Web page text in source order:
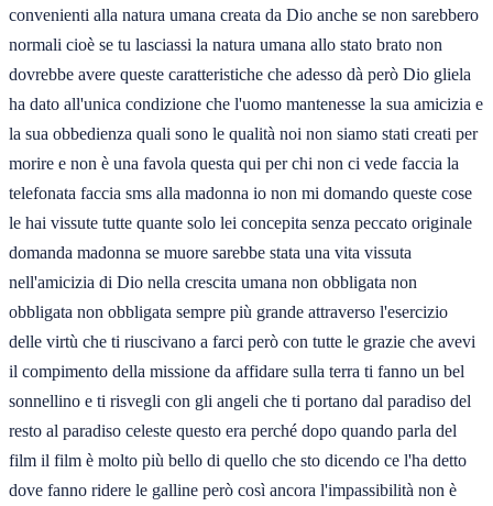
convenienti alla natura umana creata da Dio anche se non sarebbero
normali cioè se tu lasciassi la natura umana allo stato brato non
dovrebbe avere queste caratteristiche che adesso dà però Dio gliela
ha dato all'unica condizione che l'uomo mantenesse la sua amicizia e
la sua obbedienza quali sono le qualità noi non siamo stati creati per
morire e non è una favola questa qui per chi non ci vede faccia la
telefonata faccia sms alla madonna io non mi domando queste cose
le hai vissute tutte quante solo lei concepita senza peccato originale
domanda madonna se muore sarebbe stata una vita vissuta
nell'amicizia di Dio nella crescita umana non obbligata non
obbligata non obbligata sempre più grande attraverso l'esercizio
delle virtù che ti riuscivano a farci però con tutte le grazie che avevi
il compimento della missione da affidare sulla terra ti fanno un bel
sonnellino e ti risvegli con gli angeli che ti portano dal paradiso del
resto al paradiso celeste questo era perché dopo quando parla del
film il film è molto più bello di quello che sto dicendo ce l'ha detto
dove fanno ridere le galline però così ancora l'impassibilità non è